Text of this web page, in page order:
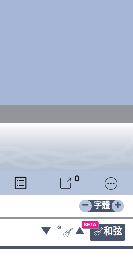
  0 
− +
字體
BETA
和弦
▼ G
 ▲